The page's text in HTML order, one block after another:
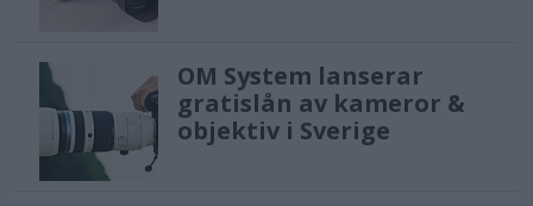
OM System lanserar
gratislån av kameror &
objektiv i Sverige